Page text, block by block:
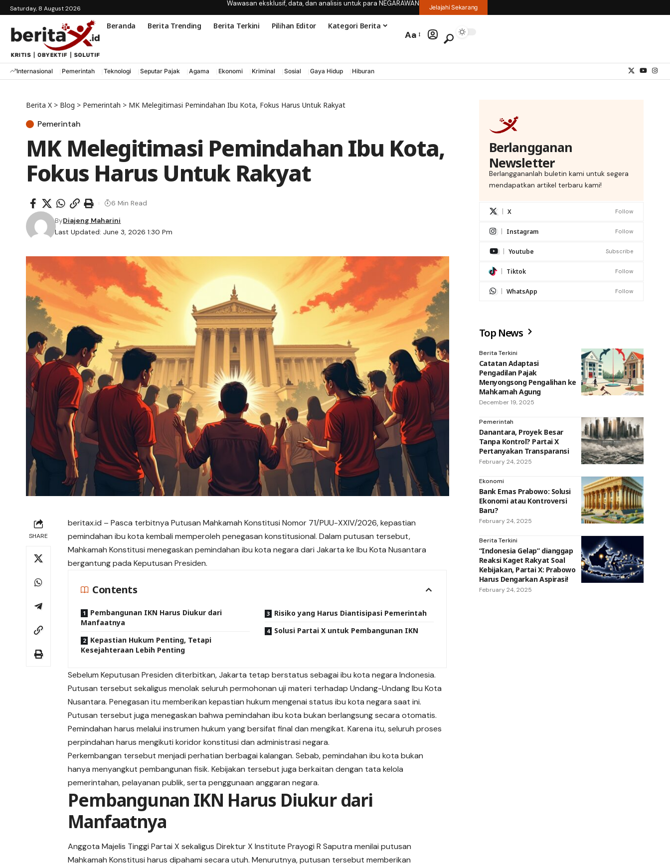
Saturday, 8 August 2026
Wawasan eksklusif, data, dan analisis untuk para NEGARAWAN Jelajahi Sekarang
Beranda Berita Trending Berita Terkini Pilihan Editor Kategori Berita
Aa
Internasional Pemerintah Teknologi Seputar Pajak Agama Ekonomi Kriminal Sosial Gaya Hidup Hiburan
Berita X > Blog > Pemerintah > MK Melegitimasi Pemindahan Ibu Kota, Fokus Harus Untuk Rakyat
Pemerintah
MK Melegitimasi Pemindahan Ibu Kota,
Fokus Harus Untuk Rakyat
Last Updated: June 3, 2026 1:30 Pm
ByDiajeng Maharini
6 Min Read
SHARE
beritax.id – Pasca terbitnya Putusan Mahkamah Konstitusi Nomor 71/PUU-XXIV/2026, kepastian
pemindahan ibu kota kembali memperoleh penegasan konstitusional. Dalam putusan tersebut,
Mahkamah Konstitusi menegaskan pemindahan ibu kota negara dari Jakarta ke Ibu Kota Nusantara
bergantung pada Keputusan Presiden.
Contents
Pembangunan IKN Harus Diukur dari
Manfaatnya
Kepastian Hukum Penting, Tetapi
Kesejahteraan Lebih Penting
Risiko yang Harus Diantisipasi Pemerintah
Solusi Partai X untuk Pembangunan IKN
Sebelum Keputusan Presiden diterbitkan, Jakarta tetap berstatus sebagai ibu kota negara Indonesia.
Putusan tersebut sekaligus menolak seluruh permohonan uji materi terhadap Undang-Undang Ibu Kota
Nusantara. Penegasan itu memberikan kepastian hukum mengenai status ibu kota negara saat ini.
Putusan tersebut juga menegaskan bahwa pemindahan ibu kota bukan berlangsung secara otomatis.
Pemindahan harus melalui instrumen hukum yang bersifat final dan mengikat. Karena itu, seluruh proses
perpindahan harus mengikuti koridor konstitusi dan administrasi negara.
Perkembangan tersebut menjadi perhatian berbagai kalangan. Sebab, pemindahan ibu kota bukan
hanya menyangkut pembangunan fisik. Kebijakan tersebut juga berkaitan dengan tata kelola
pemerintahan, pelayanan publik, serta penggunaan anggaran negara.
Pembangunan IKN Harus Diukur dari
Manfaatnya
Anggota Majelis Tinggi Partai X sekaligus Direktur X Institute Prayogi R Saputra menilai putusan
Mahkamah Konstitusi harus dipahami secara utuh. Menurutnya, putusan tersebut memberikan
Berlangganan
Newsletter
Berlanggananlah buletin kami untuk segera
mendapatkan artikel terbaru kami!
X Follow
Instagram Follow
Youtube Subscribe
Tiktok Follow
WhatsApp Follow
Top News
Berita Terkini
Catatan Adaptasi
Pengadilan Pajak
Menyongsong Pengalihan ke
Mahkamah Agung
December 19, 2025
Pemerintah
Danantara, Proyek Besar
Tanpa Kontrol? Partai X
Pertanyakan Transparansi
February 24, 2025
Ekonomi
Bank Emas Prabowo: Solusi
Ekonomi atau Kontroversi
Baru?
February 24, 2025
Berita Terkini
“Indonesia Gelap” dianggap
Reaksi Kaget Rakyat Soal
Kebijakan, Partai X: Prabowo
Harus Dengarkan Aspirasi!
February 24, 2025